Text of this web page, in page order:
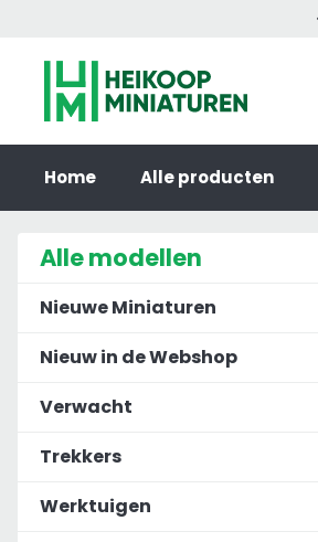
inhoud
Home Alle producten
Alle modellen
Nieuwe Miniaturen
Nieuw in de Webshop
Verwacht
Trekkers
Werktuigen